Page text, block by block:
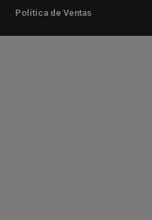
Política de Ventas